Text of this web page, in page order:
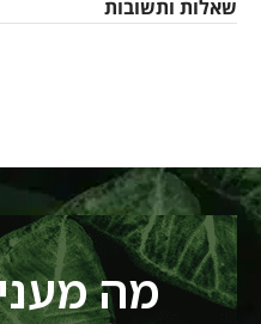
שאלות ותשובות
מה